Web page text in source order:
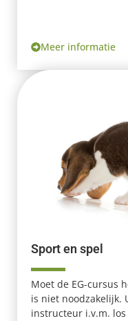
Meer informatie
Sport en spel
Moet de EG-cursus
is niet noodzakelijk.
instructeur i.v.m.